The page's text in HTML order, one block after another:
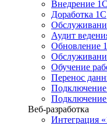
Внедрение 1С
Доработка 1С
Аудит
Обновление
Обучение
Перенос
Подключение
Веб-разработка
Интеграция